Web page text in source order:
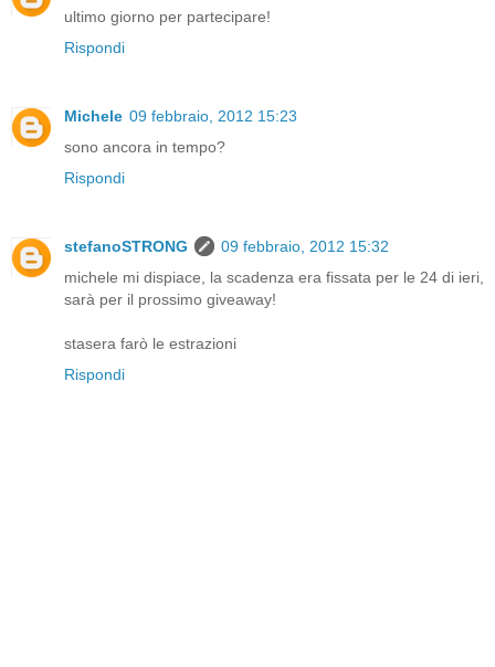
ultimo giorno per partecipare!
Rispondi
Michele 09 febbraio, 2012 15:23
sono ancora in tempo?
Rispondi
stefanoSTRONG
09 febbraio, 2012 15:32
michele mi dispiace, la scadenza era fissata per le 24 di ieri,
sarà per il prossimo giveaway!
stasera farò le estrazioni
Rispondi